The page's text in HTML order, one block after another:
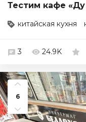
Тестим кафе
китайская кухня
3 24.9K
6